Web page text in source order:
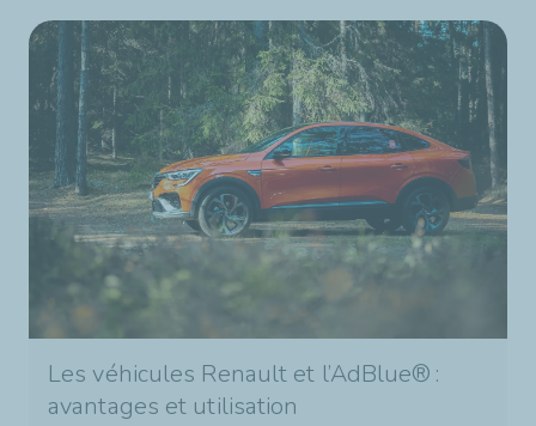
Les véhicules Renault et l’AdBlue® :
avantages et utilisation